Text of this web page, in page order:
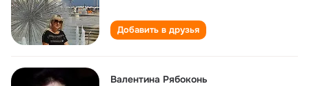
Добавить в друзья
Валентина Рябоконь